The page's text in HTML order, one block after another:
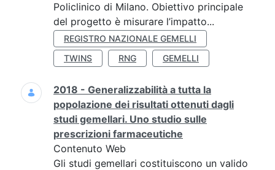
Policlinico di Milano. Obiettivo principale
del progetto è misurare l’impatto...
REGISTRO NAZIONALE GEMELLI
TWINS
RNG GEMELLI
2018 - Generalizzabilità a tutta la
popolazione dei risultati ottenuti dagli
studi gemellari. Uno studio sulle
prescrizioni farmaceutiche
Contenuto Web
Gli studi gemellari costituiscono un valido